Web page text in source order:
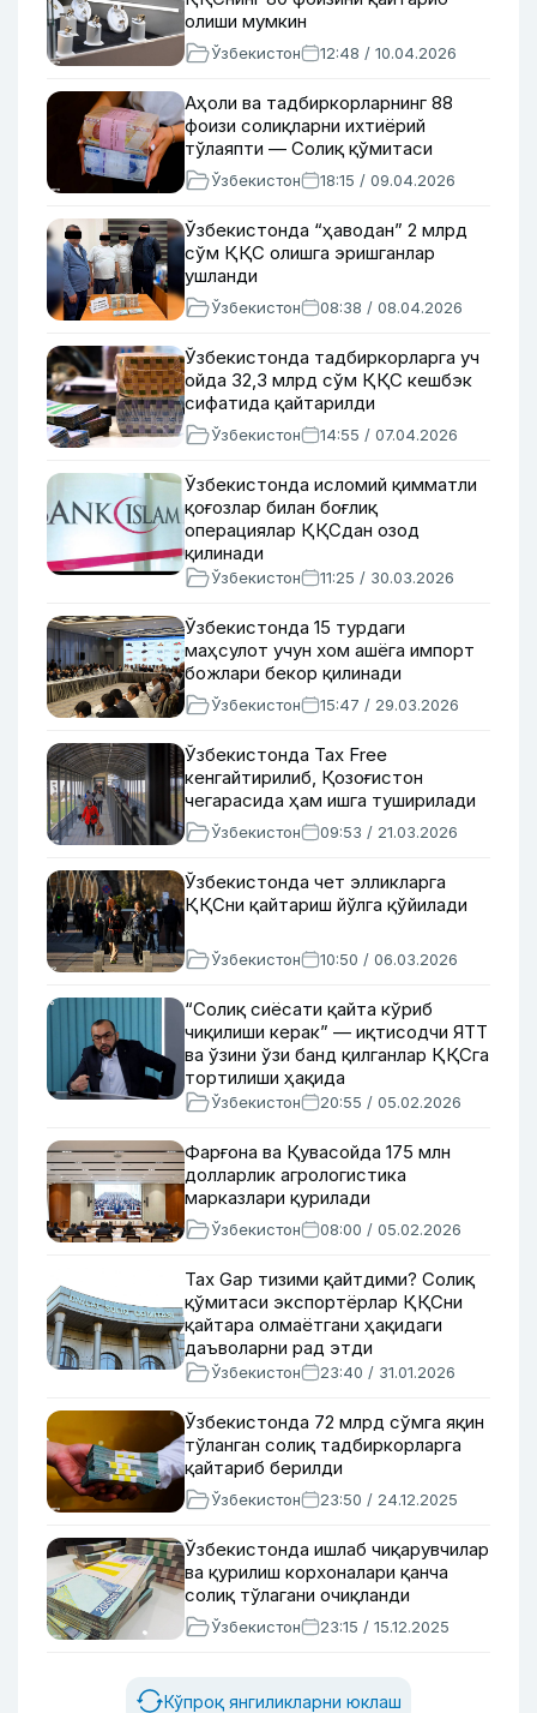
олиши мумкин
Ўзбекистон 12:48 / 10.04.2026
Аҳоли ва тадбиркорларнинг 88
фоизи солиқларни ихтиёрий
тўлаяпти — Солиқ қўмитаси
Ўзбекистон 18:15 / 09.04.2026
Ўзбекистонда “ҳаводан” 2 млрд
сўм ҚҚС олишга эришганлар
ушланди
Ўзбекистон 08:38 / 08.04.2026
Ўзбекистонда тадбиркорларга уч
ойда 32,3 млрд сўм ҚҚС кешбэк
сифатида қайтарилди
Ўзбекистон 14:55 / 07.04.2026
Ўзбекистонда исломий қимматли
қоғозлар билан боғлиқ
операциялар ҚҚСдан озод
қилинади
Ўзбекистон 11:25 / 30.03.2026
Ўзбекистонда 15 турдаги
маҳсулот учун хом ашёга импорт
божлари бекор қилинади
Ўзбекистон 15:47 / 29.03.2026
Ўзбекистонда Тах Free
кенгайтирилиб, Қозоғистон
чегарасида ҳам ишга туширилади
Ўзбекистон 09:53 / 21.03.2026
Ўзбекистонда чет элликларга
ҚҚСни қайтариш йўлга қўйилади
Ўзбекистон 10:50 / 06.03.2026
“Солиқ сиёсати қайта кўриб
чиқилиши керак” — иқтисодчи ЯТТ
ва ўзини ўзи банд қилганлар ҚҚСга
тортилиши ҳақида
Ўзбекистон 20:55 / 05.02.2026
Фарғона ва Қувасойда 175 млн
долларлик агрологистика
марказлари қурилади
Ўзбекистон 08:00 / 05.02.2026
Tax Gap тизими қайтдими? Солиқ
қўмитаси экспортёрлар ҚҚСни
қайтара олмаётгани ҳақидаги
даъволарни рад этди
Ўзбекистон 23:40 / 31.01.2026
Ўзбекистонда 72 млрд сўмга яқин
тўланган солиқ тадбиркорларга
қайтариб берилди
Ўзбекистон 23:50 / 24.12.2025
Ўзбекистонда ишлаб чиқарувчилар
ва қурилиш корхоналари қанча
солиқ тўлагани очиқланди
Ўзбекистон 23:15 / 15.12.2025
Кўпроқ янгиликларни юклаш